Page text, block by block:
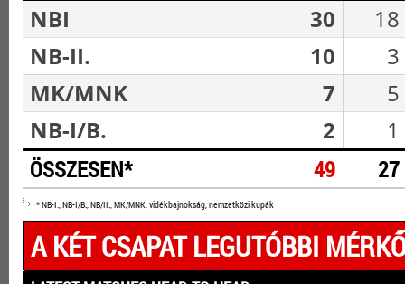
NBI 30
18
NB-II.
10
3
MK/MNK
7
5
NB-I/B.
2 1
ÖSSZESEN* 49 27
* NB-I., NB-I/B., NB/II., MK/MNK, vidékbajnokság, nemzetközi kupák
A KÉT CSAPAT LEGUTÓBBI